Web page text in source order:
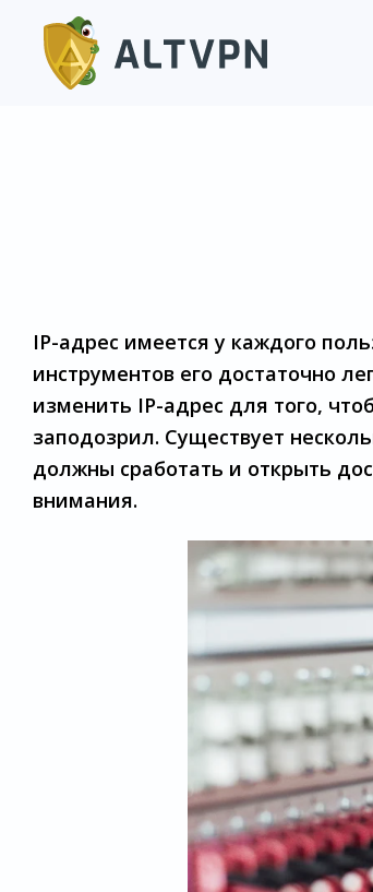
IP-адрес имеется у каждого
инструментов его достаточно
изменить IP-адрес для того,
заподозрил. Существует
должны сработать и открыть
внимания.